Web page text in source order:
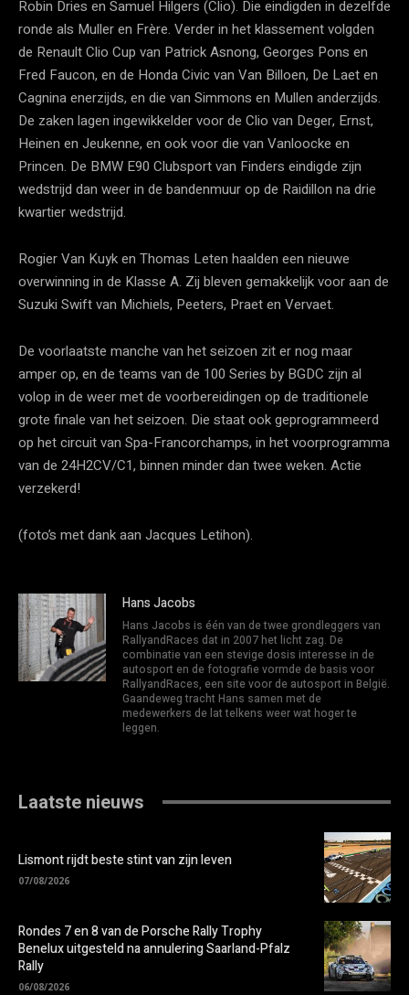
Robin Dries en Samuel Hilgers (Clio). Die eindigden in dezelfde
ronde als Muller en Frère. Verder in het klassement volgden
de Renault Clio Cup van Patrick Asnong, Georges Pons en
Fred Faucon, en de Honda Civic van Van Billoen, De Laet en
Cagnina enerzijds, en die van Simmons en Mullen anderzijds.
De zaken lagen ingewikkelder voor de Clio van Deger, Ernst,
Heinen en Jeukenne, en ook voor die van Vanloocke en
Princen. De BMW E90 Clubsport van Finders eindigde zijn
wedstrijd dan weer in de bandenmuur op de Raidillon na drie
kwartier wedstrijd.
Rogier Van Kuyk en Thomas Leten haalden een nieuwe
overwinning in de Klasse A. Zij bleven gemakkelijk voor aan de
Suzuki Swift van Michiels, Peeters, Praet en Vervaet.
De voorlaatste manche van het seizoen zit er nog maar
amper op, en de teams van de 100 Series by BGDC zijn al
volop in de weer met de voorbereidingen op de traditionele
grote finale van het seizoen. Die staat ook geprogrammeerd
op het circuit van Spa-Francorchamps, in het voorprogramma
van de 24H2CV/C1, binnen minder dan twee weken. Actie
verzekerd!
(foto’s met dank aan Jacques Letihon).
Hans Jacobs
Hans Jacobs is één van de twee grondleggers van
RallyandRaces dat in 2007 het licht zag. De
combinatie van een stevige dosis interesse in de
autosport en de fotografie vormde de basis voor
RallyandRaces, een site voor de autosport in België.
Gaandeweg tracht Hans samen met de
medewerkers de lat telkens weer wat hoger te
leggen.
Laatste nieuws
Lismont rijdt beste stint van zijn leven
07/08/2026
Rondes 7 en 8 van de Porsche Rally Trophy
Benelux uitgesteld na annulering Saarland-Pfalz
Rally
06/08/2026